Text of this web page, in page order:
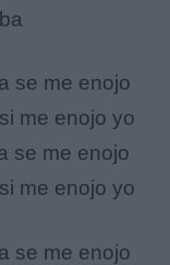
se me enojo
me enojo yo
se me enojo
me enojo yo
se me enojo